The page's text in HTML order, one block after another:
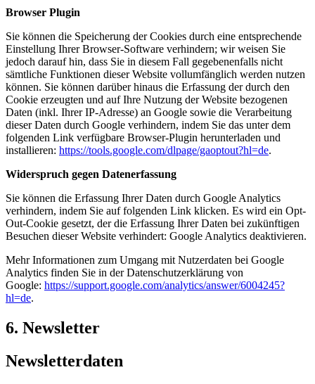
Browser Plugin
Sie können die Speicherung der Cookies durch eine entsprechende
Einstellung Ihrer Browser-Software verhindern; wir weisen Sie
jedoch darauf hin, dass Sie in diesem Fall gegebenenfalls nicht
sämtliche Funktionen dieser Website vollumfänglich werden nutzen
können. Sie können darüber hinaus die Erfassung der durch den
Cookie erzeugten und auf Ihre Nutzung der Website bezogenen
Daten (inkl. Ihrer IP-Adresse) an Google sowie die Verarbeitung
dieser Daten durch Google verhindern, indem Sie das unter dem
folgenden Link verfügbare Browser-Plugin herunterladen und
installieren: https://tools.google.com/dlpage/gaoptout?hl=de.
Widerspruch gegen Datenerfassung
Sie können die Erfassung Ihrer Daten durch Google Analytics
verhindern, indem Sie auf folgenden Link klicken. Es wird ein Opt-
Out-Cookie gesetzt, der die Erfassung Ihrer Daten bei zukünftigen
Besuchen dieser Website verhindert: Google Analytics deaktivieren.
Mehr Informationen zum Umgang mit Nutzerdaten bei Google
Analytics finden Sie in der Datenschutzerklärung von
Google: https://support.google.com/analytics/answer/6004245?
hl=de.
6. Newsletter
Newsletterdaten